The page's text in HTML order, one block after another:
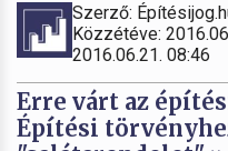
Szerző:
Közzétéve:
2016.06.21. 08:46
Erre várt az
Építési